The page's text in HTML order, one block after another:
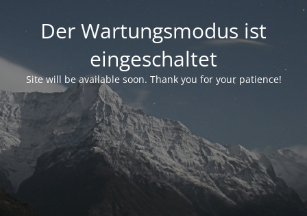
Der Wartungsmodus ist
eingeschaltet
Site will be available soon. Thank you for your patience!